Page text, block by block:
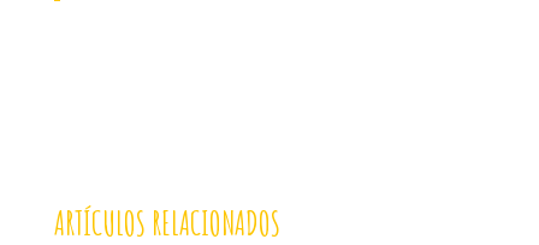
ARTÍCULOS RELACIONADOS